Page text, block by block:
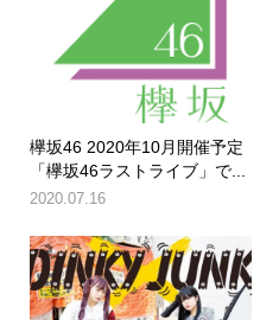
欅坂46 2020年10月開催予定
「欅坂46ラストライブ」で...
2020.07.16